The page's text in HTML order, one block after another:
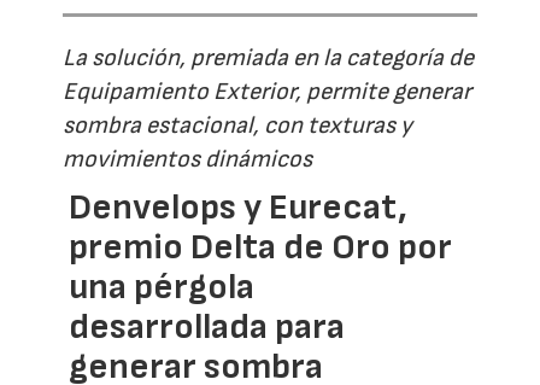
La solución, premiada en la categoría de
Equipamiento Exterior, permite generar
sombra estacional, con texturas y
movimientos dinámicos
Denvelops y Eurecat,
premio Delta de Oro por
una pérgola
desarrollada para
generar sombra